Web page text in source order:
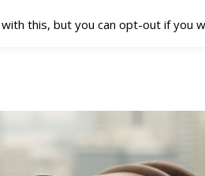
this, but you can opt-out if you